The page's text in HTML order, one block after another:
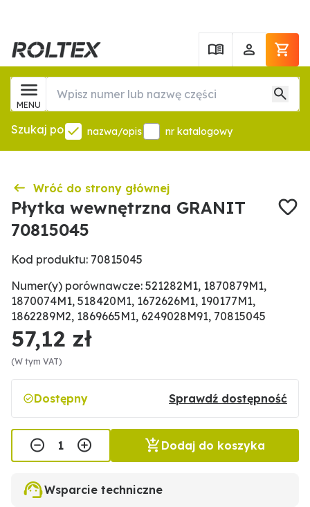
MENU
Szukaj po nazwa/opis nr katalogowy
Wróć do strony głównej
Płytka wewnętrzna GRANIT
70815045
Kod produktu: 70815045
Numer(y) porównawcze: 521282M1, 1870879M1,
1870074M1, 518420M1, 1672626M1, 190177M1,
1862289M2, 1869665M1, 6249028M91, 70815045
57,12 zł
(W tym VAT)
Dostępny Sprawdź dostępność
Dodaj do koszyka
Wsparcie techniczne